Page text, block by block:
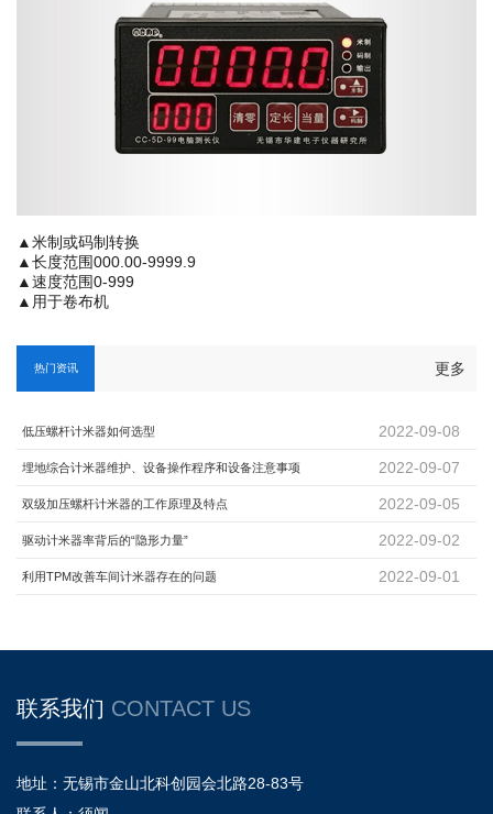
▲米制或码制转换
▲长度范围000.00-9999.9
▲速度范围0-999
▲用于卷布机
热门资讯 更多
低压螺杆计米器如何选型 2022-09-08
埋地综合计米器维护、设备操作程序和设备注意事项 2022-09-07
双级加压螺杆计米器的工作原理及特点 2022-09-05
驱动计米器率背后的“隐形力量” 2022-09-02
利用TPM改善车间计米器存在的问题 2022-09-01
联系我们 CONTACT US
地址：无锡市金山北科创园会北路28-83号